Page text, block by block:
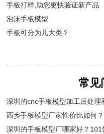
手板打样,助您更快验证新产品
泡沫手板模型
手板可分为几大类？
常见
深圳的cnc手板模型加工后处理
西乡手板模型厂家性价比如何？
深圳的手板模型厂哪家好？101